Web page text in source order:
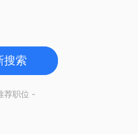
搜索
荐职位 -